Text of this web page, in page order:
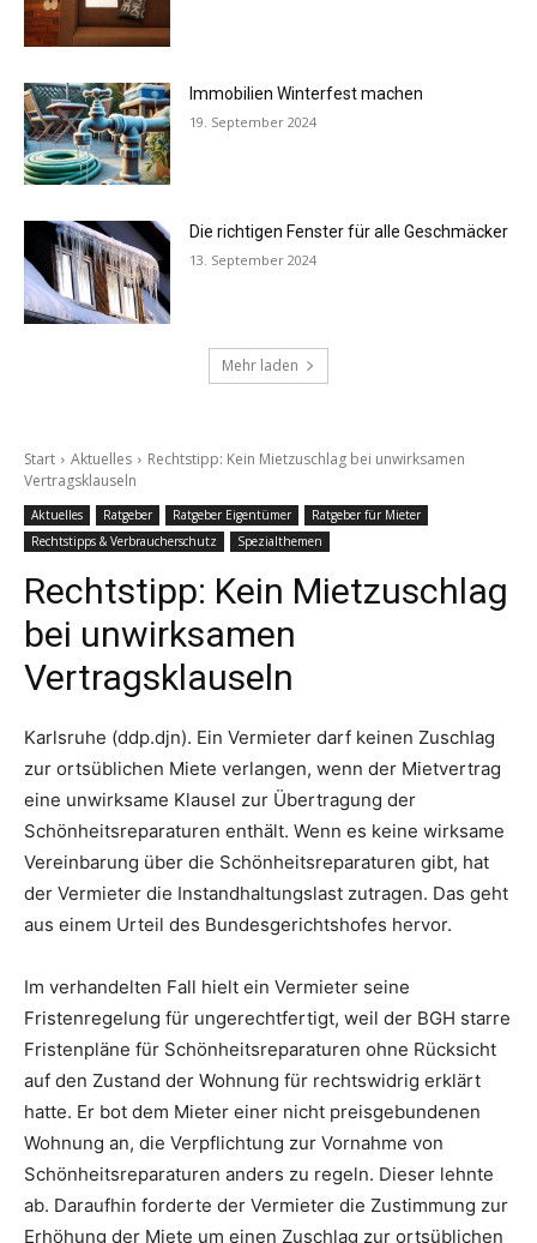
Immobilien Winterfest machen
19. September 2024
Die richtigen Fenster für alle Geschmäcker
13. September 2024
Mehr laden